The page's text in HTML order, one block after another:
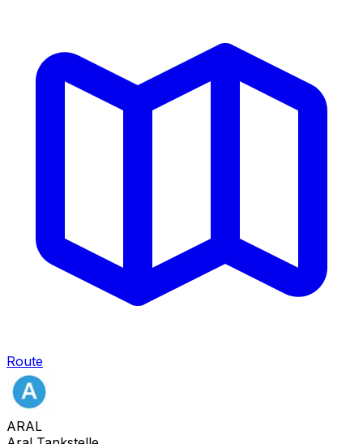
Route
ARAL